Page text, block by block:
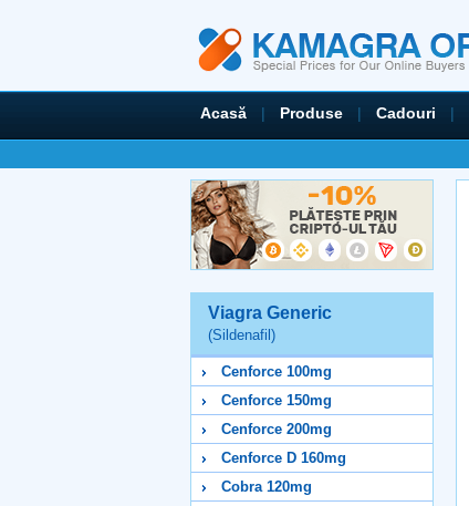
Acasă | Produse | Cadouri |
Viagra Generic
(Sildenafil)
Cenforce 100mg
Cenforce 150mg
Cenforce 200mg
Cenforce D 160mg
Cobra 120mg